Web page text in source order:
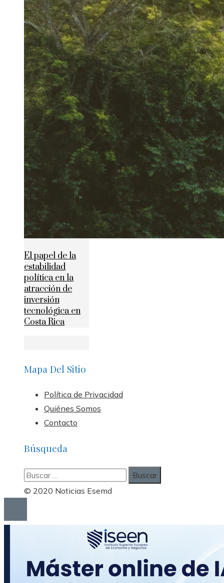
El papel de la
estabilidad
política en la
atracción de
inversión
tecnológica en
Costa Rica
Mapa Del Sitio
Política de Privacidad
Quiénes Somos
Contacto
Búsqueda
Buscar:
© 2020 Noticias Esemd